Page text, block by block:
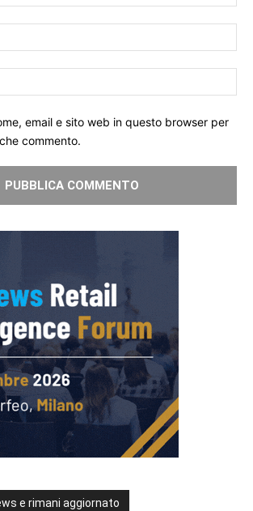
email e sito web in questo browser per
commento.
e rimani aggiornato